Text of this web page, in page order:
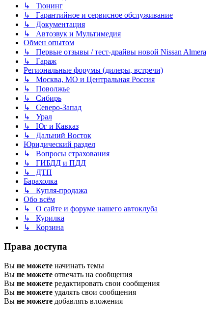
↳ Тюнинг
↳ Гарантийное и сервисное обслуживание
↳ Документация
↳ Автозвук и Мультимедия
Обмен опытом
↳ Первые отзывы / тест-драйвы новой Nissan Almera
↳ Гараж
Региональные форумы (дилеры, встречи)
↳ Москва, МО и Центральная Россия
↳ Поволжье
↳ Сибирь
↳ Северо-Запад
↳ Урал
↳ Юг и Кавказ
↳ Дальний Восток
Юридический раздел
↳ Вопросы страхования
↳ ГИБДД и ПДД
↳ ДТП
Барахолка
↳ Купля-продажа
Обо всём
↳ О сайте и форуме нашего автоклуба
↳ Курилка
↳ Корзина
Права доступа
Вы не можете начинать темы
Вы не можете отвечать на сообщения
Вы не можете редактировать свои сообщения
Вы не можете удалять свои сообщения
Вы не можете добавлять вложения